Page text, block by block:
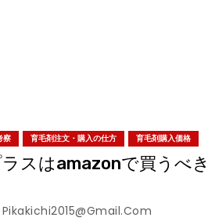
察 育毛剤注文・購入の仕方 育毛剤購入価格
スはamazonで買うべき
Pikakichi2015@gmail.com